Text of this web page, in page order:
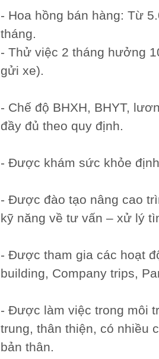
- Hoa hồng bán hàng: Từ
tháng.
- Thử việc 2 tháng hưởng
gửi xe).
- Chế độ BHXH, BHYT,
đầy đủ theo quy định.
- Được khám sức khỏe
- Được đào tạo nâng cao
kỹ năng về tư vấn – xử lý
- Được tham gia các hoạt
building, Company trips,
- Được làm việc trong môi
trung, thân thiện, có nhiều
bản thân.